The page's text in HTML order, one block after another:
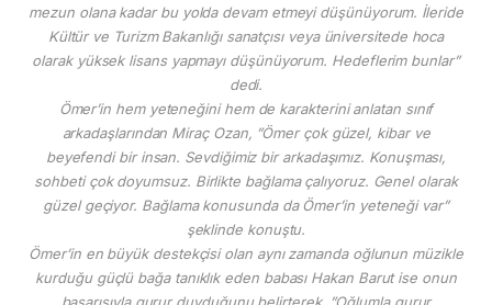
mezun olana kadar bu yolda devam etmeyi düşünüyorum. İleride
Kültür ve Turizm Bakanlığı sanatçısı veya üniversitede hoca
olarak yüksek lisans yapmayı düşünüyorum. Hedeflerim bunlar”
dedi.
Ömer’in hem yeteneğini hem de karakterini anlatan sınıf
arkadaşlarından Miraç Ozan, ”Ömer çok güzel, kibar ve
beyefendi bir insan. Sevdiğimiz bir arkadaşımız. Konuşması,
sohbeti çok doyumsuz. Birlikte bağlama çalıyoruz. Genel olarak
güzel geçiyor. Bağlama konusunda da Ömer’in yeteneği var”
şeklinde konuştu.
Ömer’in en büyük destekçisi olan aynı zamanda oğlunun müzikle
kurduğu güçlü bağa tanıklık eden babası Hakan Barut ise onun
başarısıyla gurur duyduğunu belirterek, ”Oğlumla gurur